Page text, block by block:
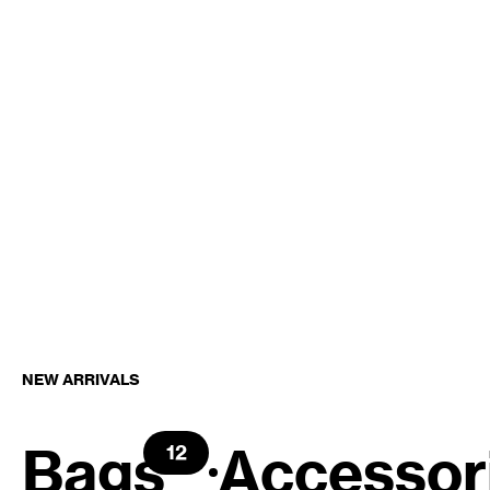
NEW ARRIVALS
Bags12